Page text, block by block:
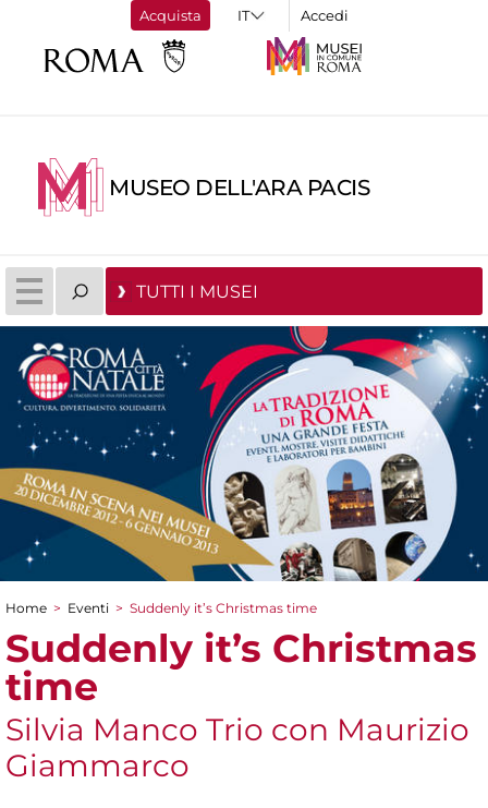
Acquista Accedi
MUSEO DELL'ARA PACIS
TUTTI I MUSEI
Tu sei qui
Home > Eventi > Suddenly it’s Christmas time
Suddenly it’s Christmas
time
Silvia Manco Trio con Maurizio
Giammarco